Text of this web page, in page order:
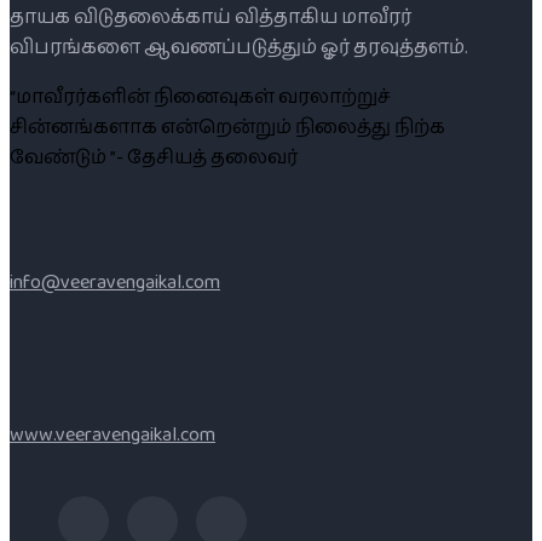
தாயக விடுதலைக்காய் வித்தாகிய மாவீரர்
விபரங்களை ஆவணப்படுத்தும் ஓர் தரவுத்தளம்.
“மாவீரர்களின் நினைவுகள் வரலாற்றுச்
சின்னங்களாக என்றென்றும் நிலைத்து நிற்க
வேண்டும் ”- தேசியத் தலைவர்
info@veeravengaikal.com
www.veeravengaikal.com